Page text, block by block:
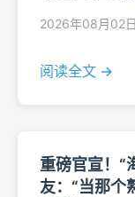
2026年08月02日
阅读全文 →
重磅官宣！“
友：“当那个